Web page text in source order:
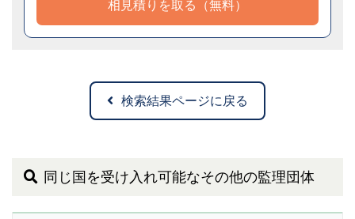
相見積りを取る（無料）
検索結果ページに戻る
同じ国を受け入れ可能なその他の監理団体